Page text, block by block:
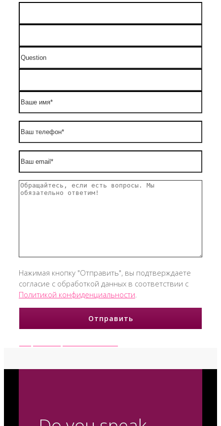
Нажимая кнопку "Отправить", вы подтверждаете
согласие с обработкой данных в соответствии с
Политикой конфиденциальности.